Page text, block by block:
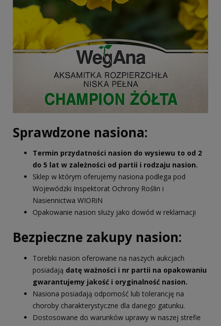
Sprawdzone nasiona:
Termin przydatności nasion do wysiewu to od 2
do 5 lat w zależności od partii i rodzaju nasion.
Sklep w którym oferujemy nasiona podlega pod
Wojewódzki Inspektorat Ochrony Roślin i
Nasiennictwa WIORiN
Opakowanie nasion służy jako dowód w reklamacji
Bezpieczne zakupy nasion:
Torebki nasion oferowane na naszych aukcjach
posiadają datę ważności i nr partii na opakowaniu
gwarantujemy jakość i oryginalność nasion.
Nasiona posiadają odporność lub tolerancję na
choroby charakterystyczne dla danego gatunku.
Dostosowane do warunków uprawy w naszej strefie